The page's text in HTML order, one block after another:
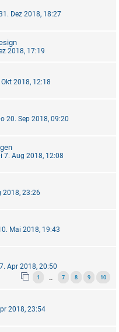
Dez 2018, 18:27
2018, 17:19
2018, 12:18
20. Sep 2018, 09:20
7. Aug 2018, 12:08
2018, 23:26
Mai 2018, 19:43
Apr 2018, 20:50
1 7 8 9 10
2018, 23:54